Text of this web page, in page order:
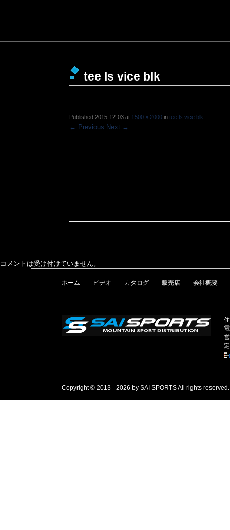
tee ls vice blk
Published 2015-12-03 at 1500 × 2000 in tee ls vice blk
← Previous Next →
コメントは受け付けていません。
ホーム ビデオ カタログ 販売店 会社概要
Copyright © 2013 - 2026 by SAI SPORTS All rights reserved.